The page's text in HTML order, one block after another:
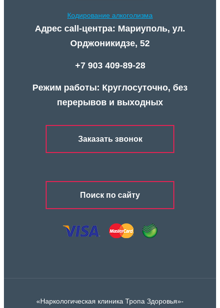
Кодирование алкоголизма
Адрес call-центра: Мариуполь, ул.
Орджоникидзе, 52
+7 903 409-89-28
Режим работы: Круглосуточно, без
перерывов и выходных
Заказать звонок
Поиск по сайту
«Наркологическая клиника Тропа Здоровья»-